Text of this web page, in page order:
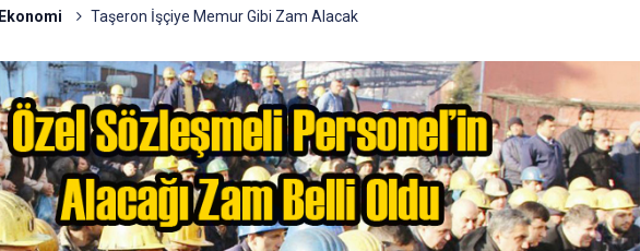
Ekonomi Taşeron İşçiye Memur Gibi Zam Alacak